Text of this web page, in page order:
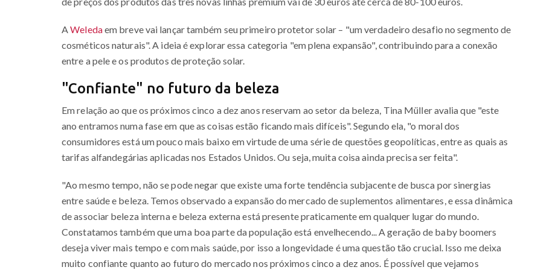
AWeledaem breve vai lançar também seu primeiro protetor solar – "um verdadeiro desafio no segmento de
cosméticos naturais". A ideia é explorar essa categoria "em plena expansão", contribuindo para a conexão
entre a pele e os produtos de proteção solar.
"Confiante" no futuro da beleza
Em relação ao que os próximos cinco a dez anos reservam ao setor da beleza, Tina Müller avalia que "este
ano entramos numa fase em que as coisas estão ficando mais difíceis". Segundo ela, "o moral dos
consumidores está um pouco mais baixo em virtude de uma série de questões geopolíticas, entre as quais as
tarifas alfandegárias aplicadas nos Estados Unidos. Ou seja, muita coisa ainda precisa ser feita".
"Ao mesmo tempo, não se pode negar que existe uma forte tendência subjacente de busca por sinergias
entre saúde e beleza. Temos observado a expansão do mercado de suplementos alimentares, e essa dinâmica
de associar beleza interna e beleza externa está presente praticamente em qualquer lugar do mundo.
Constatamos também que uma boa parte da população está envelhecendo... A geração de baby boomers
deseja viver mais tempo e com mais saúde, por isso a longevidade é uma questão tão crucial. Isso me deixa
muito confiante quanto ao futuro do mercado nos próximos cinco a dez anos. É possível que vejamos